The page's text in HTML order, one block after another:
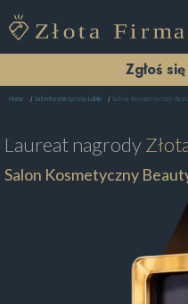
Zgłoś
Home Salon Kosmetyczny Lublin Salon Kosmetyczny
Laureat nagrody
Salon Kosmetyczny